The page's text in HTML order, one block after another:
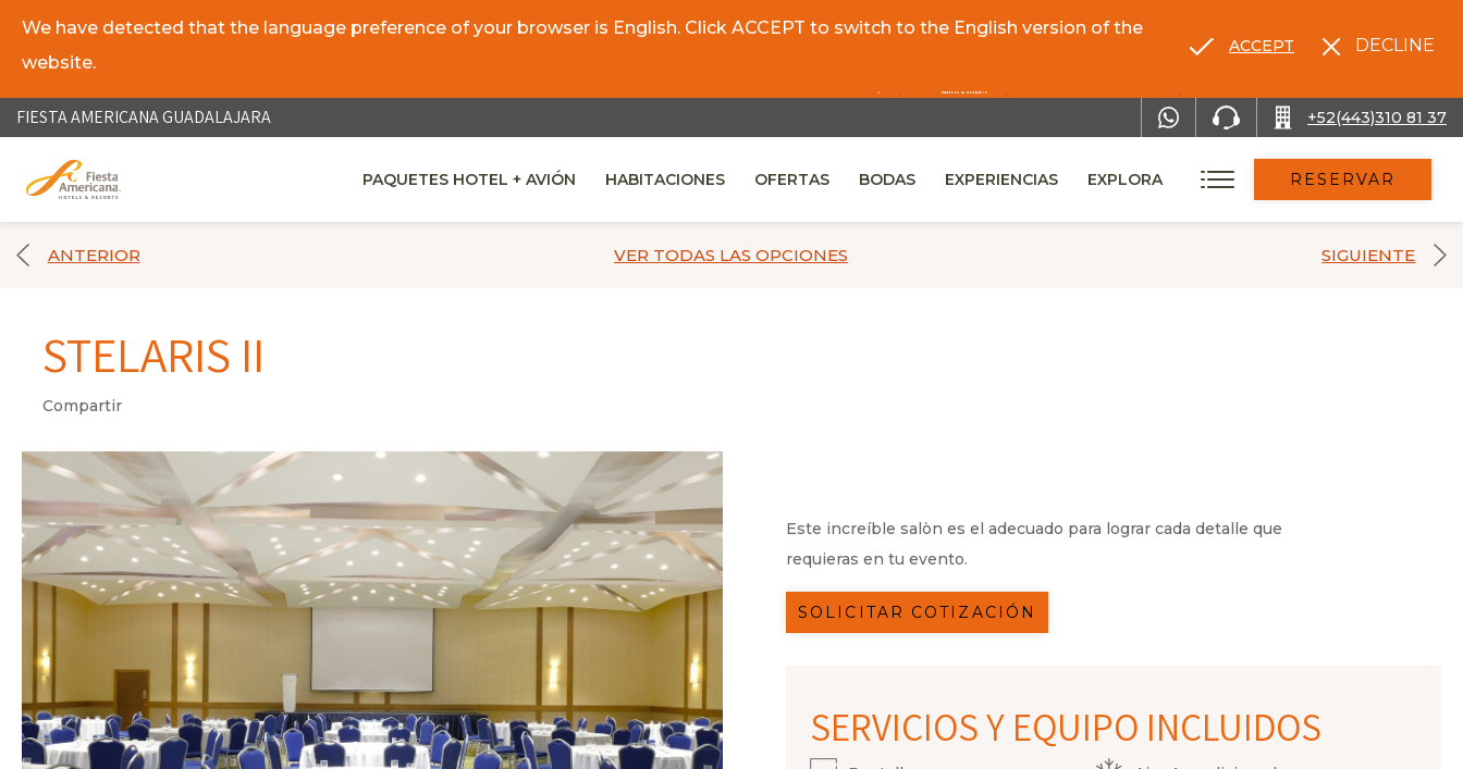
FIESTA AMERICANA GUADALAJARA +52(443)310 81 37
PAQUETES HOTEL + AVIÓN HABITACIONES OFERTAS BODAS EXPERIENCIAS EXPLORA RESERVAR
We have detected that the language preference of your browser is English. Click ACCEPT to switch to the English version of the
website.
ACCEPT DECLINE
ANTERIOR VER TODAS LAS OPCIONES SIGUIENTE
STELARIS II
Compartir
Este increíble salòn es el adecuado para lograr cada detalle que
requieras en tu evento.
SOLICITAR COTIZACIÓN
SERVICIOS Y EQUIPO INCLUIDOS